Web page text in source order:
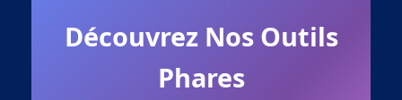
Découvrez Nos Outils
Phares